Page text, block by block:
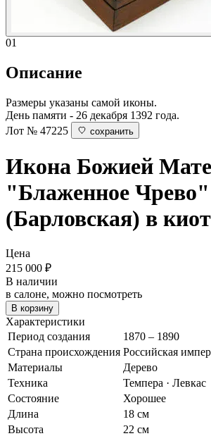
01
Описание
Размеры указаны самой иконы.
День памяти - 26 декабря 1392 года.
Лот № 47225
сохранить
Икона Божией
"Блаженное Чрево"
(Барловская) в
Цена
215 000 ₽
В наличии
в салоне, можно посмотреть
В корзину
Характеристики
Период создания
1870 – 1890
Страна происхождения Российская
Материалы
Дерево
Техника
Темпера · Левкас
Состояние
Хорошее
Длина
18 см
Высота
22 см